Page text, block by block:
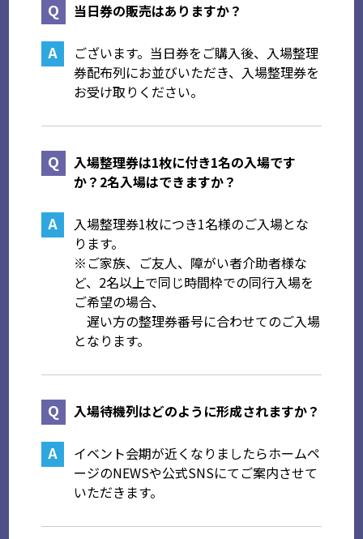
当日券の販売はありますか？
ございます。当日券をご購入後、入場整理
券配布列にお並びいただき、入場整理券を
お受け取りください。
入場整理券は1枚に付き1名の入場です
か？2名入場はできますか？
入場整理券1枚につき1名様のご入場とな
ります。
※ご家族、ご友人、障がい者介助者様な
ど、2名以上で同じ時間枠での同行入場を
ご希望の場合、
遅い方の整理券番号に合わせてのご入場
となります。
入場待機列はどのように形成されますか？
イベント会期が近くなりましたらホームペ
ージのNEWSや公式SNSにてご案内させて
いただきます。